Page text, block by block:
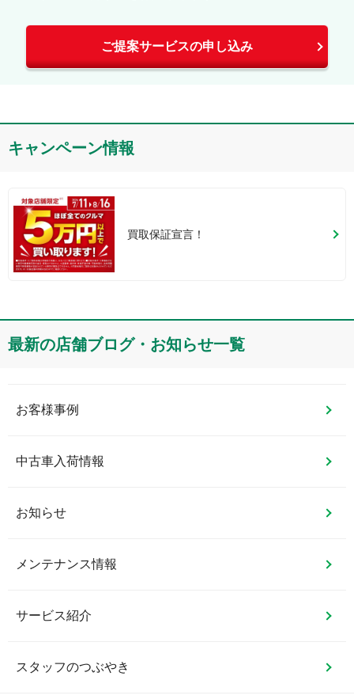
ご提案サービスの申し込み
キャンペーン情報
買取保証宣言！
最新の店舗ブログ・お知らせ一覧
お客様事例
中古車入荷情報
お知らせ
メンテナンス情報
サービス紹介
スタッフのつぶやき